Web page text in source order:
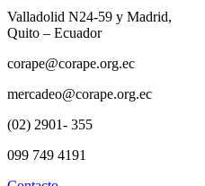
Valladolid N24-59 y Madrid,
Quito – Ecuador
corape@corape.org.ec
mercadeo@corape.org.ec
(02) 2901- 355
099 749 4191